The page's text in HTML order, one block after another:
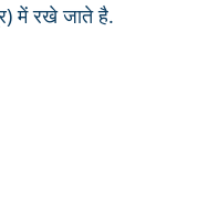
में रखे जाते है.